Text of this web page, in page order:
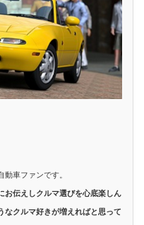
車ファンです。
お伝えしクルマ選びを心底楽しん
なクルマ好きが増えればと思って